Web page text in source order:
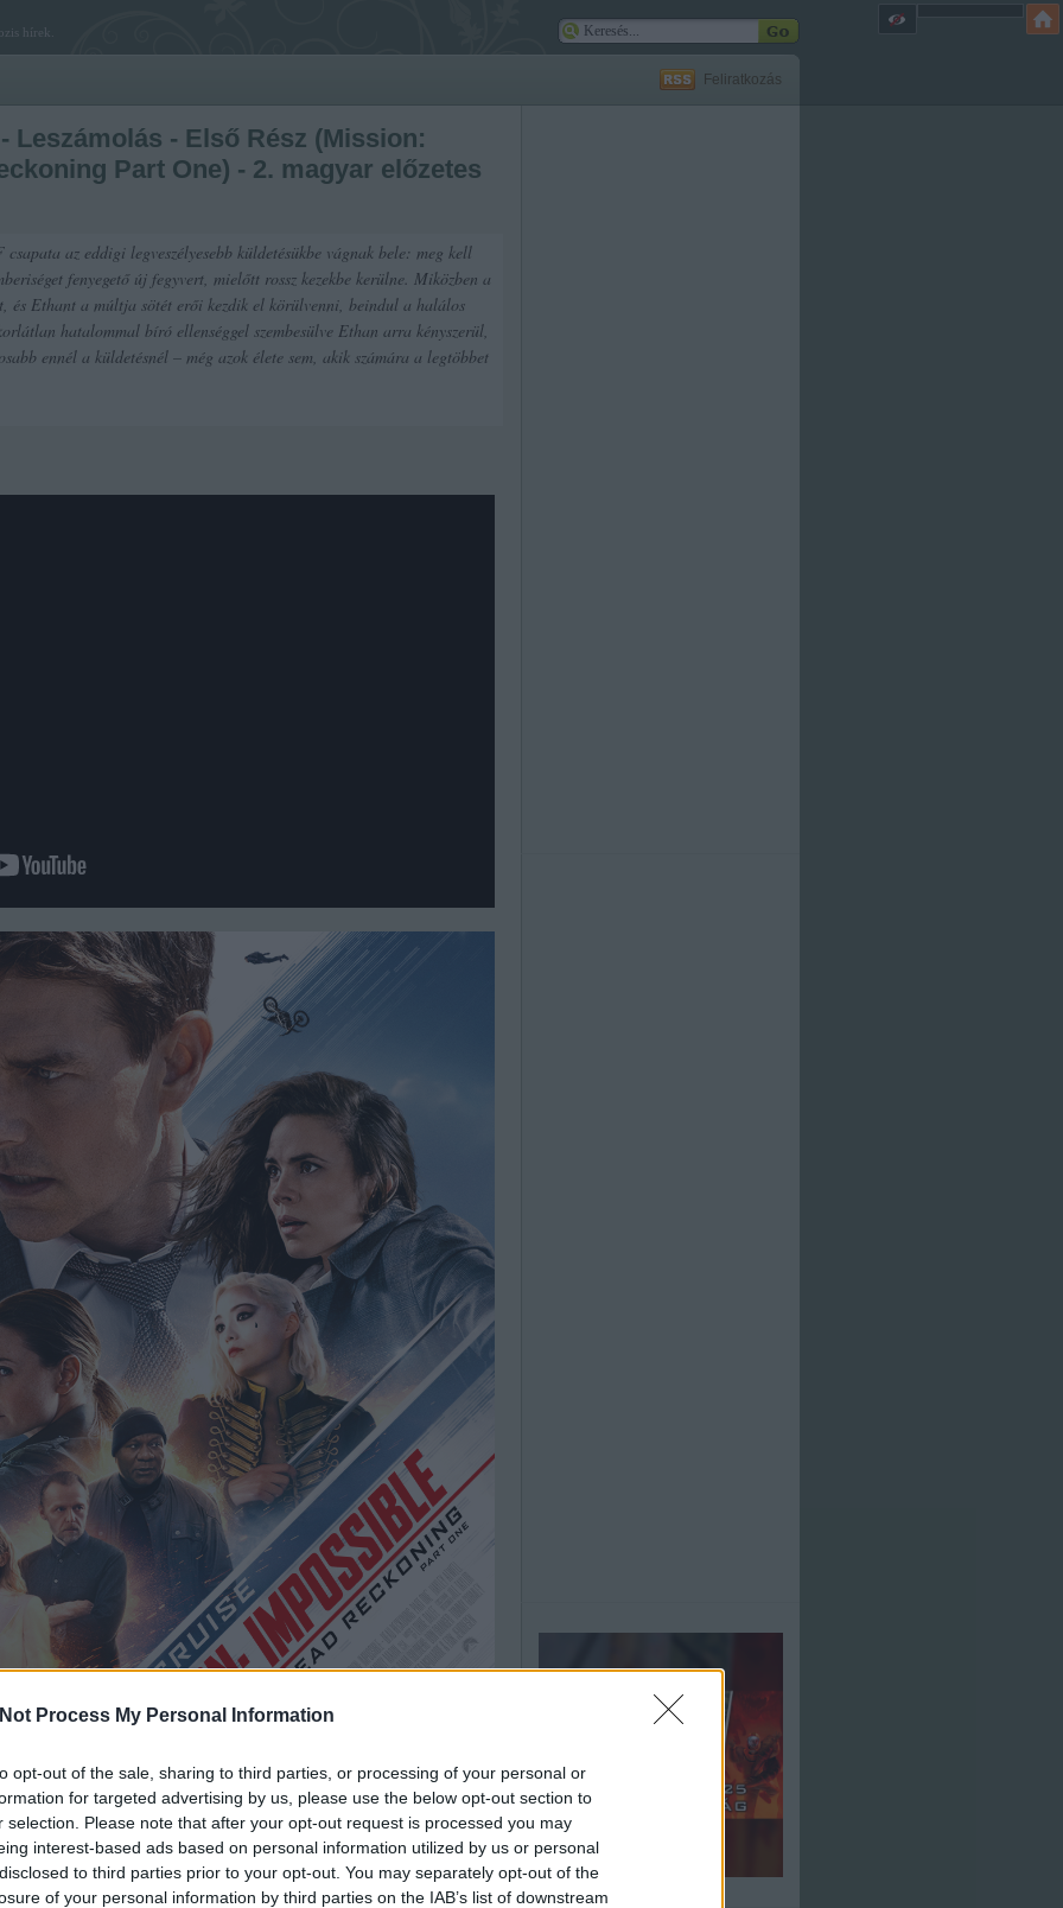
Process My Personal Information
opt-out of the sale, sharing to third parties, or processing of your personal or
for targeted advertising by us, please use the below opt-out section to
selection. Please note that after your opt-out request is processed you may
interest-based ads based on personal information utilized by us or personal
to third parties prior to your opt-out. You may separately opt-out of the
of your personal information by third parties on the IAB’s list of downstream
hírek.
Feliratkozás
Leszámolás - Első Rész (Mission:
Part One) - 2. magyar előzetes
az eddigi legveszélyesebb küldetésükbe vágnak bele: meg kell
fenyegető új fegyvert, mielőtt rossz kezekbe kerülne. Miközben a
és Ethant a múltja sötét erői kezdik el körülvenni, beindul a halálos
hatalommal bíró ellenséggel szembesülve Ethan arra kényszerül,
ennél a küldetésnél – még azok élete sem, akik számára a legtöbbet